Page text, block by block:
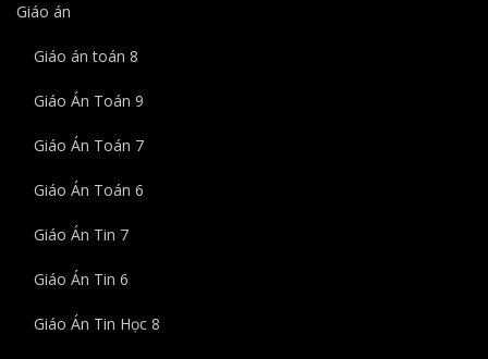
Giáo án
Giáo án toán 8
Giáo Án Toán 9
Giáo Án Toán 7
Giáo Án Toán 6
Giáo Án Tin 7
Giáo Án Tin 6
Giáo Án Tin Học 8